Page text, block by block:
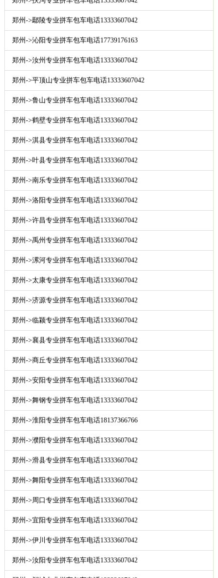
郑州->鄢陵专业拼车包车电话13333607042
郑州->沁阳专业拼车包车电话17739176163
郑州->汝州专业拼车包车电话13333607042
郑州->平顶山专业拼车包车电话13333607042
郑州->鲁山专业拼车包车电话13333607042
郑州->鹤壁专业拼车包车电话13333607042
郑州->淇县专业拼车包车电话13333607042
郑州->叶县专业拼车包车电话13333607042
郑州->南乐专业拼车包车电话13333607042
郑州->洛阳专业拼车包车电话13333607042
郑州->许昌专业拼车包车电话13333607042
郑州->禹州专业拼车包车电话13333607042
郑州->漯河专业拼车包车电话13333607042
郑州->太康专业拼车包车电话13333607042
郑州->济源专业拼车包车电话13333607042
郑州->临颍专业拼车包车电话13333607042
郑州->襄县专业拼车包车电话13333607042
郑州->商丘专业拼车包车电话13333607042
郑州->安阳专业拼车包车电话13333607042
郑州->舞钢专业拼车包车电话13333607042
郑州->淮阳专业拼车包车电话18137366766
郑州->濮阳专业拼车包车电话13333607042
郑州->滑县专业拼车包车电话13333607042
郑州->舞阳专业拼车包车电话13333607042
郑州->周口专业拼车包车电话13333607042
郑州->宜阳专业拼车包车电话13333607042
郑州->伊川专业拼车包车电话13333607042
郑州->汝阳专业拼车包车电话13333607042